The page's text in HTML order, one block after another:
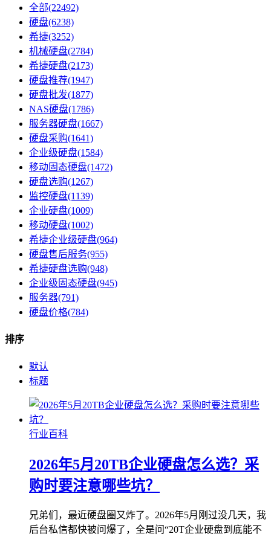
全部(22492)
硬盘(6238)
希捷(3252)
机械硬盘(2784)
希捷硬盘(2173)
硬盘推荐(1947)
硬盘批发(1877)
NAS硬盘(1786)
服务器硬盘(1667)
硬盘采购(1641)
企业级硬盘(1584)
移动固态硬盘(1472)
硬盘选购(1267)
监控硬盘(1139)
企业硬盘(1009)
移动硬盘(1002)
希捷企业级硬盘(964)
硬盘售后服务(955)
希捷硬盘选购(948)
企业级固态硬盘(945)
服务器(791)
硬盘价格(784)
排序
默认
标题
行业百科
2026年5月20TB企业硬盘怎么选？采
购时要注意哪些坑？
兄弟们，最近硬盘圈又炸了。2026年5月刚过没几天，我
后台私信都快被问爆了，全是问“20T企业硬盘到底能不